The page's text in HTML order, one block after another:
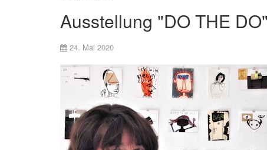
Ausstellung "DO THE
24. Mai 2020